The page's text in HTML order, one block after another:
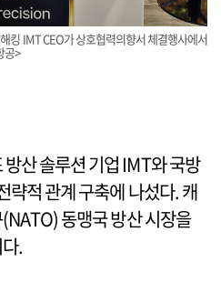
킹 IMT CEO가 상호협력의향서 체결행사에서
공>
산 솔루션 기업 IMT와 국방
략적 관계 구축에 나섰다. 캐
동맹국 방산 시장을
.